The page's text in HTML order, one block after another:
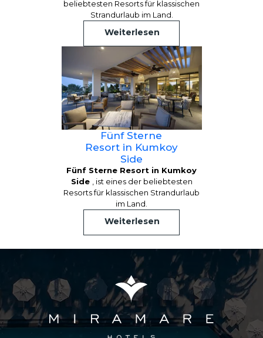
beliebtesten Resorts für klassischen
Strandurlaub im Land.
Weiterlesen
Fünf Sterne
Resort in Kumkoy
Side
Fünf Sterne Resort in Kumkoy
Side
, ist eines der beliebtesten
Resorts für klassischen Strandurlaub
im Land.
Weiterlesen